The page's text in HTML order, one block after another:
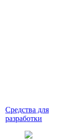
Средства для
разработки